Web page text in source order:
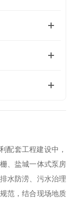
配套工程建设中，
、盐城一体式泵房
水防涝、污水治理
范，结合现场地质